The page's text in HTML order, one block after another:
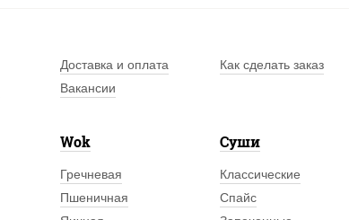
Доставка и оплата Как сделать заказ
Вакансии
Wok
Гречневая
Пшеничная
Суши
Классические
Спайс